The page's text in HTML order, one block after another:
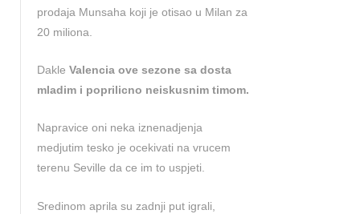
prodaja Munsaha koji je otisao u Milan za
20 miliona.
Dakle Valencia ove sezone sa dosta
mladim i poprilicno neiskusnim timom.
Napravice oni neka iznenadjenja
medjutim tesko je ocekivati na vrucem
terenu Seville da ce im to uspjeti.
Sredinom aprila su zadnji put igrali,